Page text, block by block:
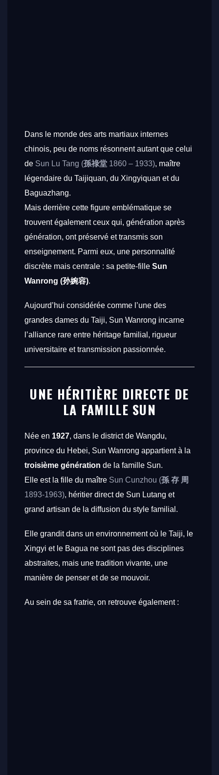
Dans le monde des arts martiaux internes
chinois, peu de noms résonnent autant que celui
de Sun Lu Tang (孫祿堂 1860 – 1933), maître
légendaire du Taijiquan, du Xingyiquan et du
Baguazhang.
Mais derrière cette figure emblématique se
trouvent également ceux qui, génération après
génération, ont préservé et transmis son
enseignement. Parmi eux, une personnalité
discrète mais centrale : sa petite-fille Sun
Wanrong (孙婉容).
Aujourd’hui considérée comme l’une des
grandes dames du Taiji, Sun Wanrong incarne
l’alliance rare entre héritage familial, rigueur
universitaire et transmission passionnée.
UNE HÉRITIÈRE DIRECTE DE
LA FAMILLE SUN
Née en 1927, dans le district de Wangdu,
province du Hebei, Sun Wanrong appartient à la
troisième génération de la famille Sun.
Elle est la fille du maître Sun Cunzhou (孫 存 周
1893-1963), héritier direct de Sun Lutang et
grand artisan de la diffusion du style familial.
Elle grandit dans un environnement où le Taiji, le
Xingyi et le Bagua ne sont pas des disciplines
abstraites, mais une tradition vivante, une
manière de penser et de se mouvoir.
Au sein de sa fratrie, on retrouve également :